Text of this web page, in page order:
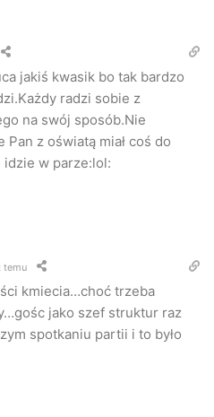
jakiś kwasik bo tak bardzo
radzi sobie z
na swój sposób.Nie
Pan z oświatą miał coś do
w parze:lol:
temu
kmiecia…choć trzeba
jako szef struktur raz
spotkaniu partii i to było